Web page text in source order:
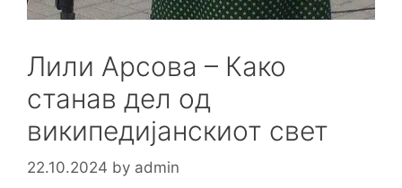
Лили Арсова – Како
станав дел од
википедијанскиот свет
22.10.2024 by admin